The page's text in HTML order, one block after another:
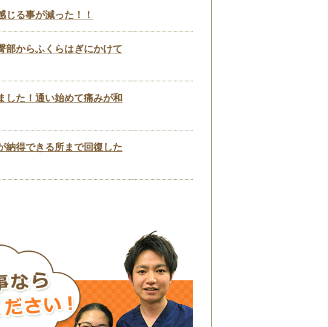
る事が減った！！
部からふくらはぎにかけて
した！通い始めて痛みが和
納得できる所まで回復した